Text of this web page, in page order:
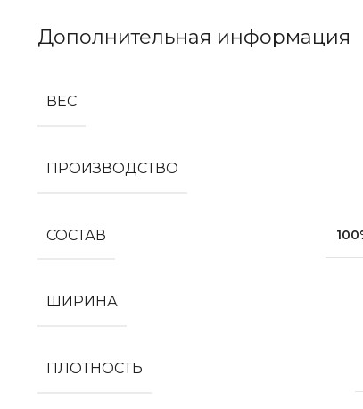
Дополнительная информация
ВЕС
ПРОИЗВОДСТВО
СОСТАВ
ШИРИНА
ПЛОТНОСТЬ